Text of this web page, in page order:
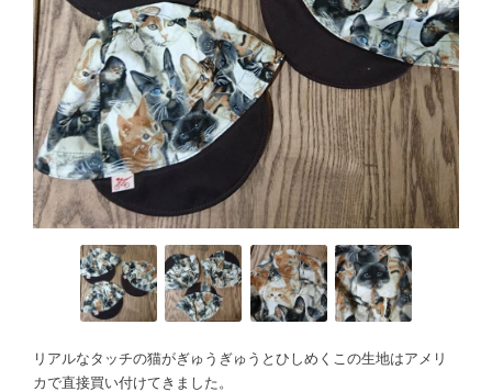
リアルなタッチの猫がぎゅうぎゅうとひしめくこの生地はアメリ
カで直接買い付けてきました。